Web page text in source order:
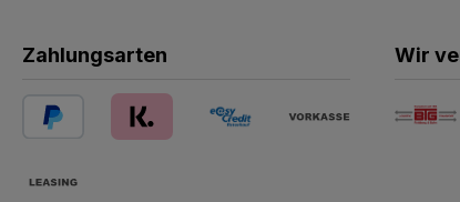
Zahlungsarten Wir